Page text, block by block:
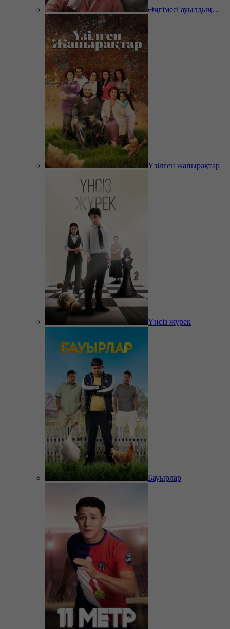
Әңгімесі ауылдың…
Үзілген жапырақтар
Үнсіз жүрек
Бауырлар